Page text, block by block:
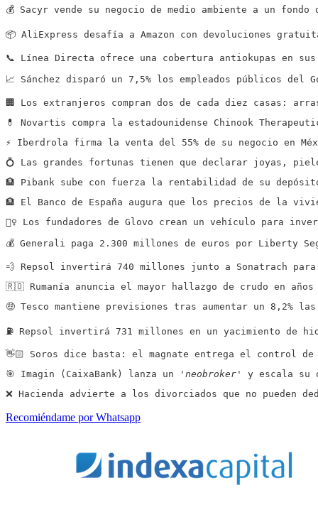
💰 Sacyr vende su negocio de medio ambiente a un
📦 AliExpress desafía a Amazon con devoluciones
📞 Línea Directa ofrece una cobertura antiokupas en
📈 Sánchez disparó un 7,5% los empleados públicos del
🏢 Los extranjeros compran dos de cada diez casas:
💊 Novartis compra la estadounidense Chinook
⚡️ Iberdrola firma la venta del 55% de su negocio en
💍 Las grandes fortunas tienen que declarar joyas,
🏦 Pibank sube con fuerza la rentabilidad de su
🏦 El Banco de España augura que los precios de la
🚴‍♀️ Los fundadores de Glovo crean un vehículo para
💰 Generali paga 2.300 millones de euros por Liberty
💨 Repsol invertirá 740 millones junto a Sonatrach
🇷🇴 Rumanía anuncia el mayor hallazgo de crudo en años
🤑 Tesco mantiene previsiones tras aumentar un 8,2%
⛽️ Repsol invertirá 731 millones en un yacimiento de
👋🏻 Soros dice basta: el magnate entrega el control
🎯 Imagin (CaixaBank) lanza un
'neobroker'
y escala su
❌ Hacienda advierte a los divorciados que no pueden
Recomiéndame por Whatsapp